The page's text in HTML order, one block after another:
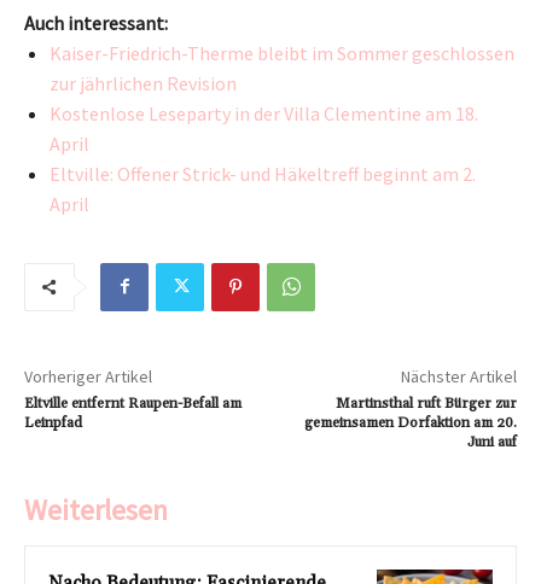
Auch interessant:
Kaiser-Friedrich-Therme bleibt im Sommer geschlossen
zur jährlichen Revision
Kostenlose Leseparty in der Villa Clementine am 18.
April
Eltville: Offener Strick- und Häkeltreff beginnt am 2.
April
Vorheriger Artikel
Eltville entfernt Raupen-Befall am
Leinpfad
Nächster Artikel
Martinsthal ruft Bürger zur
gemeinsamen Dorfaktion am 20.
Juni auf
Weiterlesen